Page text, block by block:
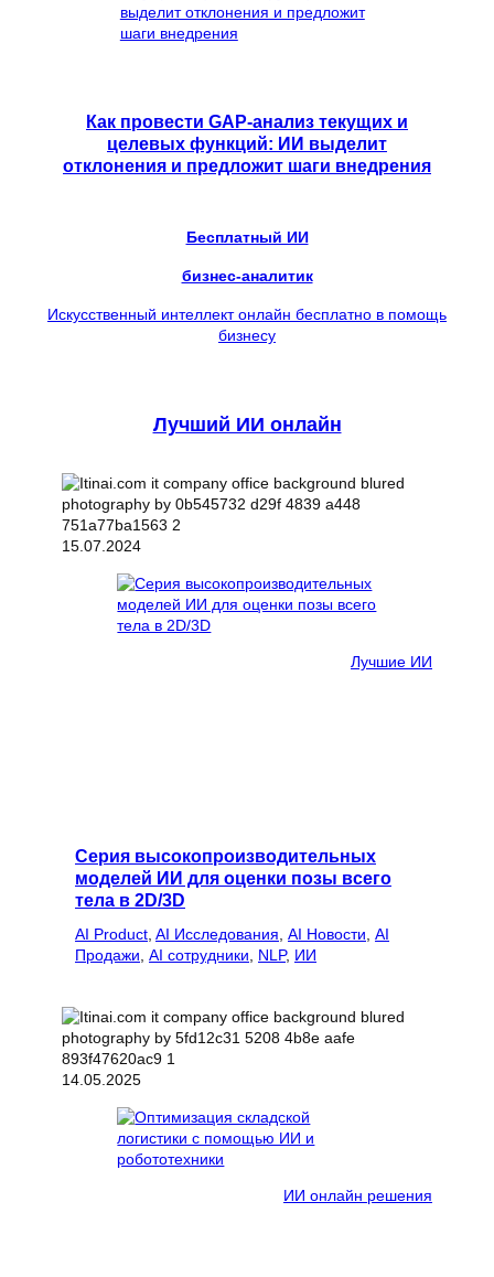
Как провести GAP-анализ текущих и
целевых функций: ИИ выделит
отклонения и предложит шаги внедрения
Бесплатный ИИ
бизнес-аналитик
Искусственный интеллект онлайн бесплатно в помощь
бизнесу
Лучший ИИ онлайн
15.07.2024
Лучшие ИИ
Серия высокопроизводительных
моделей ИИ для оценки позы всего
тела в 2D/3D
AI Product, AI Исследования, AI Новости, AI
Продажи, AI сотрудники, NLP, ИИ
14.05.2025
ИИ онлайн решения